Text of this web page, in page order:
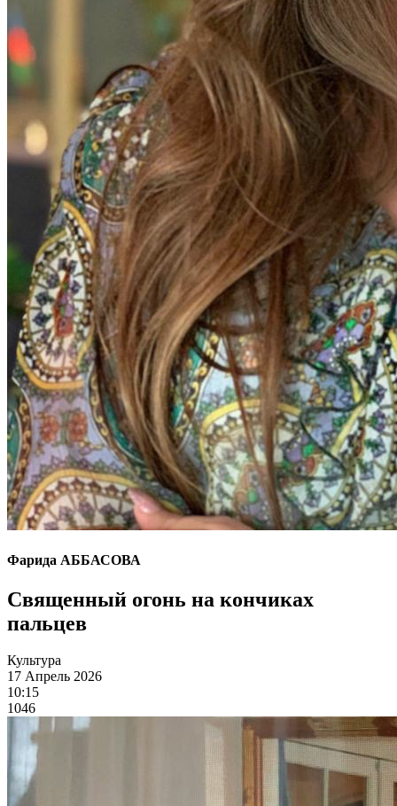
Фарида АББАСОВА
Священный огонь на кончиках
пальцев
Культура
17 Апрель 2026
10:15
1046